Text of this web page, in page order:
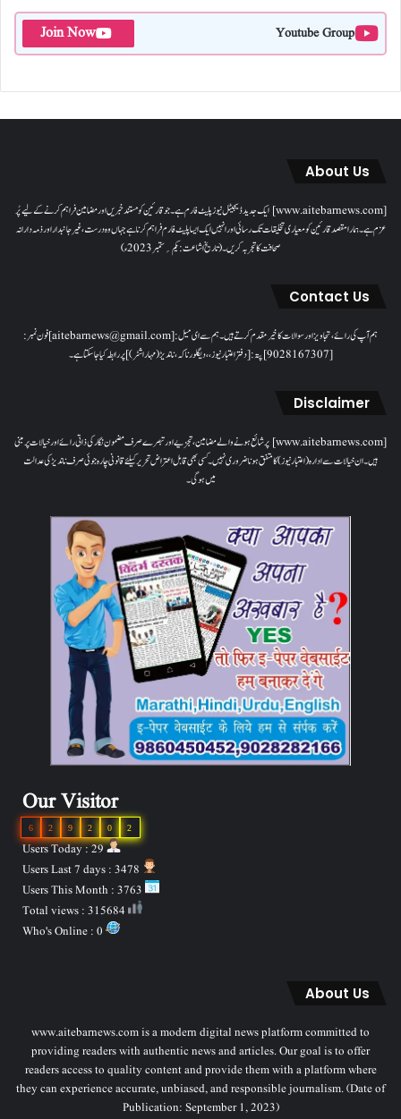
Youtube Group
Join Now
About Us
[www.aitebarnews.com] ایک جدید ڈیجیٹل نیوز پلیٹ فارم ہے۔ جو قارئین کو مستند خبریں اور مضامین فراہم کرنے کے لیے پُر
عزم ہے۔ ہمارا مقصدقارئین کو معیاری تخلیقات تک رسائی اور انہیں ایک ایسا پلیٹ فارم فراہم کرنا ہے جہاں وہ درست، غیر جانبدار اور ذمہ دارانہ
صحافت کا تجربہ کریں۔( تاریخ اشاعت : یکم؍ ستمبر 2023ء)
Contact Us
ہم آپ کی رائے، تجاویز اور سوالات کا خیرمقدم کرتے ہیں۔ ہم سےای میل: [aitebarnews@gmail.com]فون نمبر:
[9028167307]پتہ: [دفتر اعتبار نیوز، ، دیگلور ناکہ، ناندیڑ(مہاراشٹر) ] پر رابطہ کیا جاسکتا ہے۔
Disclaimer
[www.aitebarnews.com] پر شائع ہونے والے مضامین، تجزیے اور تبصرے صرف مضمون نگار کی ذاتی رائے اور خیالات پر مبنی
ہیں۔ ان خیالات سے ادارہ (اعتبار نیوز) کا متفق ہونا ضروری نہیں۔ کسی بھی قابل اعتراض تحریر کیلئے قانونی چارہ جوئی صرف ناندیڑ کی عدالت
میں ہوگی۔
Our Visitor
2
0
2
9
2
6
Users Today : 29
About Us
www.aitebarnews.com is a modern digital news platform committed to
providing readers with authentic news and articles. Our goal is to offer
readers access to quality content and provide them with a platform where
they can experience accurate, unbiased, and responsible journalism. (Date of
Publication: September 1, 2023)